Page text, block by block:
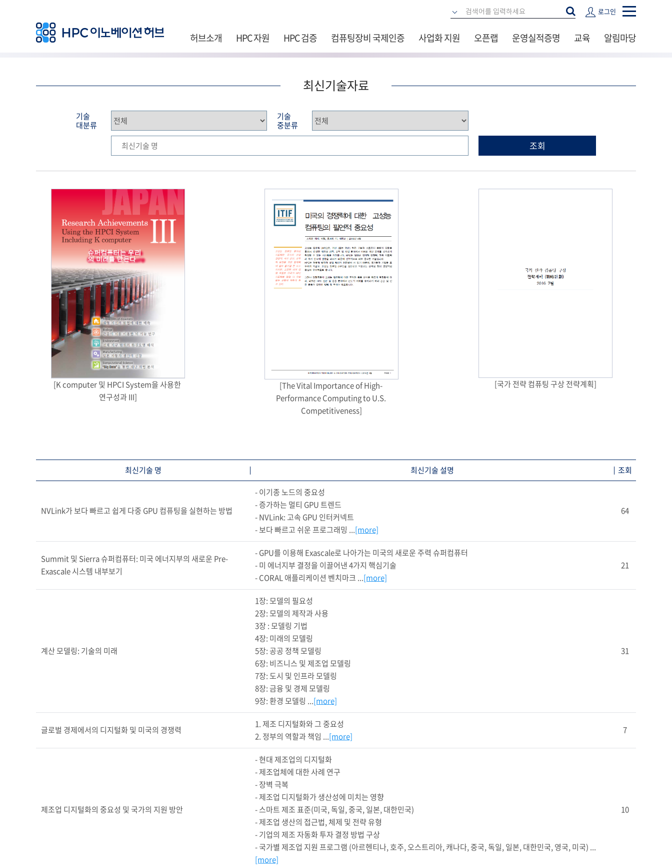
로그인
허브소개 HPC 자원 HPC 검증 컴퓨팅장비 국제인증 사업화 지원 오픈랩 운영실적증명 교육 알림마당
최신기술자료
기술
대분류
기술
중분류
[K computer 및 HPCI System을 사용한
연구성과 III]
[The Vital Importance of High-
Performance Computing to U.S.
Competitiveness]
[국가 전략 컴퓨팅 구상 전략계획]
최신기술 명 최신기술 설명 조회
NVLink가 보다 빠르고 쉽게 다중 GPU 컴퓨팅을 실현하는 방법
- 이기종 노드의 중요성
- 증가하는 멀티 GPU 트렌드
- NVLink: 고속 GPU 인터커넥트
- 보다 빠르고 쉬운 프로그래밍 ...[more]
64
Summit 및 Sierra 슈퍼컴퓨터: 미국 에너지부의 새로운 Pre-
Exascale 시스템 내부보기
- GPU를 이용해 Exascale로 나아가는 미국의 새로운 주력 슈퍼컴퓨터
- 미 에너지부 결정을 이끌어낸 4가지 핵심기술
- CORAL 애플리케이션 벤치마크 ...[more]
21
계산 모델링: 기술의 미래
1장: 모델의 필요성
2장: 모델의 제작과 사용
3장 : 모델링 기법
4장: 미래의 모델링
5장: 공공 정책 모델링
6장: 비즈니스 및 제조업 모델링
7장: 도시 및 인프라 모델링
8장: 금융 및 경제 모델링
9장: 환경 모델링 ...[more]
31
글로벌 경제에서의 디지털화 및 미국의 경쟁력
1. 제조 디지털화와 그 중요성
2. 정부의 역할과 책임 ...[more]
7
제조업 디지털화의 중요성 및 국가의 지원 방안
- 현대 제조업의 디지털화
- 제조업체에 대한 사례 연구
- 장벽 극복
- 제조업 디지털화가 생산성에 미치는 영향
- 스마트 제조 표준(미국, 독일, 중국, 일본, 대한민국)
- 제조업 생산의 접근법, 체제 및 전략 유형
- 기업의 제조 자동화 투자 결정 방법 구상
- 국가별 제조업 지원 프로그램 (아르헨티나, 호주, 오스트리아, 캐나다, 중국, 독일, 일본, 대한민국, 영국, 미국) ...
[more]
10